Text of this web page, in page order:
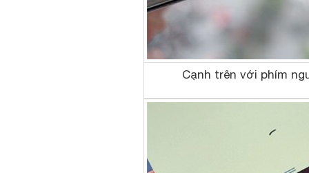
Cạnh trên với phím